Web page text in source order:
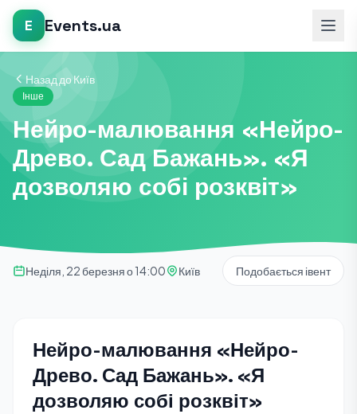
E Events.ua
Назад до Київ
Інше
Нейро-малювання «Нейро-
Древо. Сад Бажань». «Я
дозволяю собі розквіт»
Неділя, 22 березня о 14:00 Київ Подобається івент
Нейро-малювання «Нейро-
Древо. Сад Бажань». «Я
дозволяю собі розквіт»